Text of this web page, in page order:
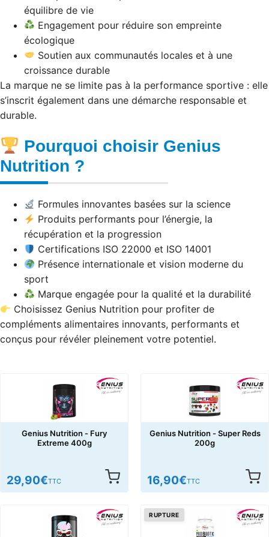
équilibre de vie
Engagement pour réduire son empreinte
écologique
Soutien aux communautés locales et à une
croissance durable
La marque ne se limite pas à la performance sportive : elle
s’inscrit également dans une démarche responsable et
durable.
Pourquoi choisir Genius
Nutrition ?
Formules innovantes basées sur la science
Produits performants pour l’énergie, la
récupération et la progression
Certifications ISO 22000 et ISO 14001
Présence internationale et vision moderne du
sport
Marque engagée pour la qualité et la durabilité
Choisissez Genius Nutrition pour profiter de
compléments alimentaires innovants, performants et
conçus pour révéler pleinement votre potentiel.
Genius Nutrition - Fury
Extreme 400g
29,90€TTC
Genius Nutrition - Super Reds
200g
16,90€TTC
RUPTURE